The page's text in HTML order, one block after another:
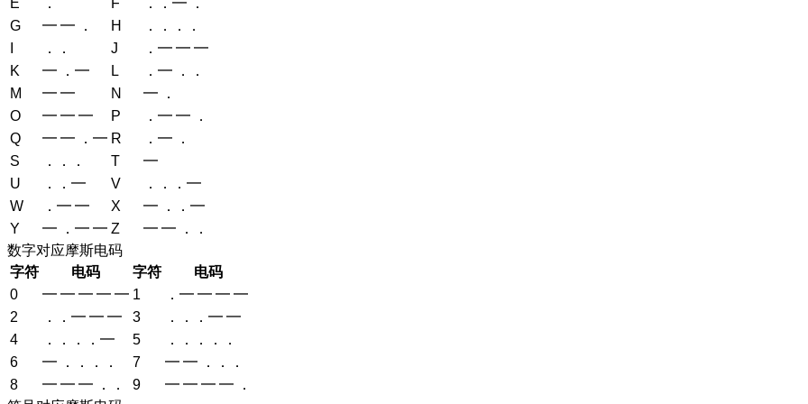
G
━ ━ ． H
．．．．
．． J
．━ ━ ━
K
━ ．━ L
．━ ．．
M
━ ━ N
━ ．
O
━ ━ ━ P
．━ ━ ．
Q
━ ━ ．━ R
．━ ．
S
．．． T
━
U
．．━ V
．．．━
W
．━ ━ X
━ ．．━
Y
━ ．━ ━ Z
━ ━ ．．
数字对应摩斯电码
字符
电码 字符
电码
0
━ ━ ━ ━ ━ 1
．━ ━ ━ ━
2
．．━ ━ ━ 3
．．．━ ━
4
．．．．━ 5
．．．．．
6
━ ．．．． 7
━ ━ ．．．
8
━ ━ ━ ．． 9
━ ━ ━ ━ ．